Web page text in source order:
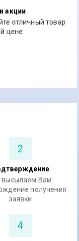
акции
отличный товар
цене
2
Вам
получения
заявки
4